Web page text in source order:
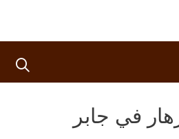
في جابر